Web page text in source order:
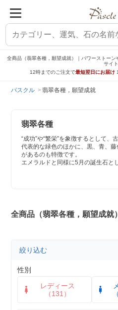
全商品（翡翠各種，願望成就）｜パワーストー
サイト
12時までのご注文で最短翌日にお届け
パスクル 翡翠各種，願望成就
翡翠各種
“成功”や“繁栄”を象徴するとして、
代表的な緑色のほかに、黒、青、
があるのも特徴です。
エメラルドと同様に5月の誕生石と
全商品（翡翠各種，願望成就）
絞り込む
性別
レディース
（131）